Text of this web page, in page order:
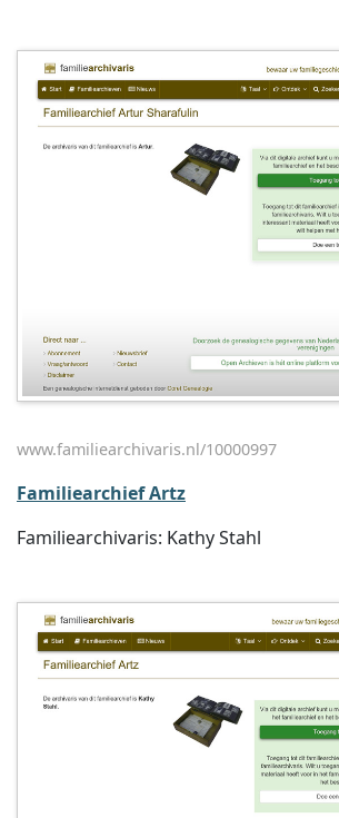
www.familiearchivaris.nl/10000997
Familiearchief Artz
Familiearchivaris: Kathy Stahl